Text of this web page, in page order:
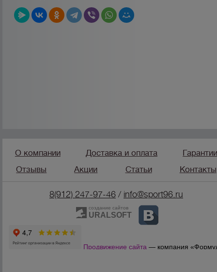
О компании Доставка и оплата
Отзывы
Акции Статьи Контакты
8(912) 247-97-46/ info@sport96.ru
создание сайтов
URALSOFT
Продвижение сайта — компания